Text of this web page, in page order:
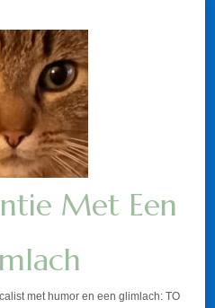
Met Een
met humor en een glimlach: TO